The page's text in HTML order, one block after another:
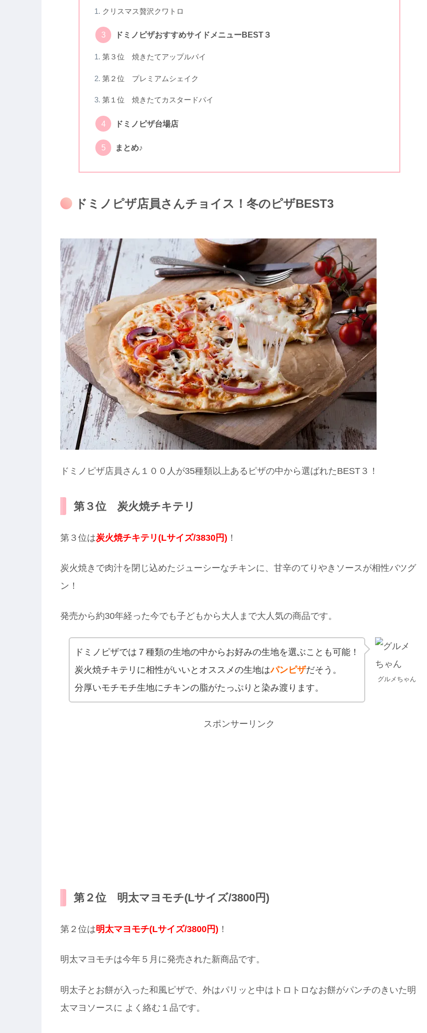
クリスマス贅沢クワトロ
ドミノピザおすすめサイドメニューBEST３
第３位 焼きたてアップルパイ
第２位 プレミアムシェイク
第１位 焼きたてカスタードパイ
ドミノピザ台場店
まとめ♪
ドミノピザ店員さんチョイス！冬のピザBEST3
ドミノピザ店員さん１００人が35種類以上あるピザの中から選ばれたBEST３！
第３位 炭火焼チキテリ
第３位は炭火焼チキテリ(Lサイズ/3830円) ！
炭火焼きで肉汁を閉じ込めたジューシーなチキンに、甘辛のてりやきソースが相性バツグ
ン！
発売から約30年経った今でも子どもから大人まで大人気の商品です。
グルメちゃん
ドミノピザでは７種類の生地の中からお好みの生地を選ぶことも可能！
炭火焼チキテリに相性がいいとオススメの生地はパンピザだそう。
分厚いモチモチ生地にチキンの脂がたっぷりと染み渡ります。
スポンサーリンク
第２位 明太マヨモチ(Lサイズ/3800円)
第２位は明太マヨモチ(Lサイズ/3800円) ！
明太マヨモチは今年５月に発売された新商品です。
明太子とお餅が入った和風ピザで、外はパリッと中はトロトロなお餅がパンチのきいた明
太マヨソースに よく絡む１品です。